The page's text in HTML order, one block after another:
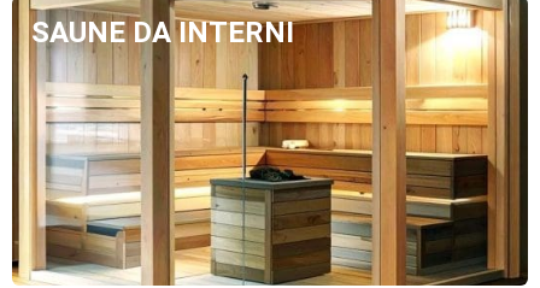
SAUNE DA INTERNI